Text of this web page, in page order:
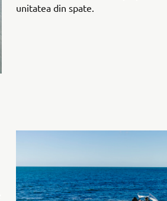
unitatea din spate.